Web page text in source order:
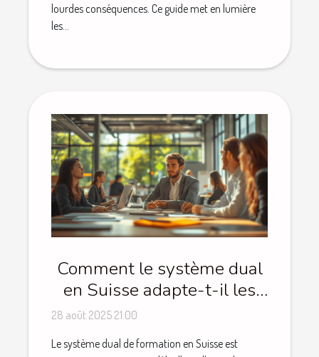
lourdes conséquences. Ce guide met en lumière
les...
Comment le système dual
en Suisse adapte-t-il les
jeunes au marché du travail
28 août 2025 21:00
Le système dual de formation en Suisse est